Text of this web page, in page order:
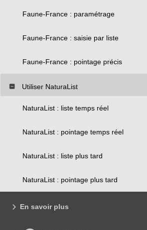
Faune-France : paramétrage
Faune-France : saisie par liste
Faune-France : pointage précis
Utiliser NaturaList
NaturaList : liste temps réel
NaturaList : pointage temps réel
NaturaList : liste plus tard
NaturaList : pointage plus tard
En savoir plus